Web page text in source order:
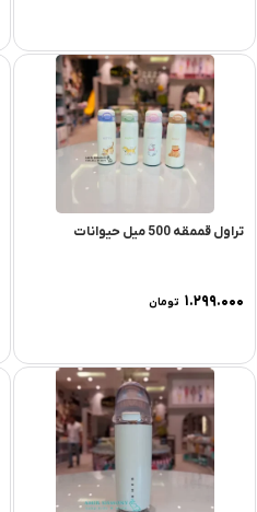
تراول قممقه 500 میل حیوانات
۱.۲۹۹.۰۰۰ تومان